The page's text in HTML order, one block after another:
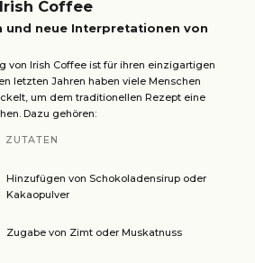
Coffee
und neue Interpretationen von
von Irish Coffee ist für ihren einzigartigen
letzten Jahren haben viele Menschen
um dem traditionellen Rezept eine
Dazu gehören:
ZUTATEN
Hinzufügen von Schokoladensirup oder
Kakaopulver
Zugabe von Zimt oder Muskatnuss